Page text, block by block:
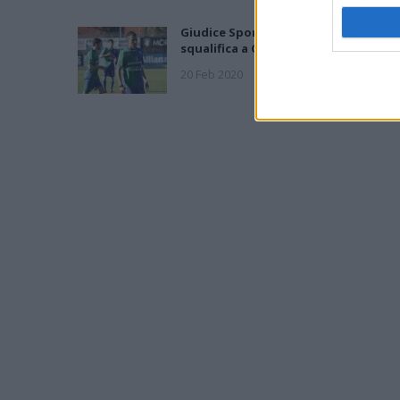
Giudice Sportivo: 2 giornate di
squalifica a Cocco e Secchi (Nuorese)
20 Feb 2020